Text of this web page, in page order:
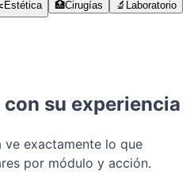
Estética 🏥Cirugías 🔬 Laboratorio
su experiencia
ve exactamente lo que
por módulo y acción.